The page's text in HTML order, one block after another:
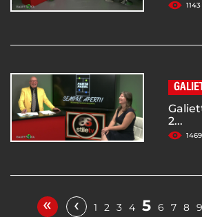
1143
2...
1469
« ‹ 1 2 3 4 5 6 7 8 9